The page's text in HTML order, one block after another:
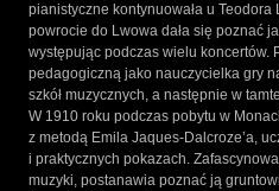
pianistyczne kontynuowała u
powrocie do Lwowa dała się poznać
występując podczas wielu koncertów.
pedagogiczną jako nauczycielka gry
szkół muzycznych, a następnie w
W 1910 roku podczas pobytu w
z metodą Emila Jaques-Dalcroze’a,
i praktycznych pokazach.
muzyki, postanawia poznać ją